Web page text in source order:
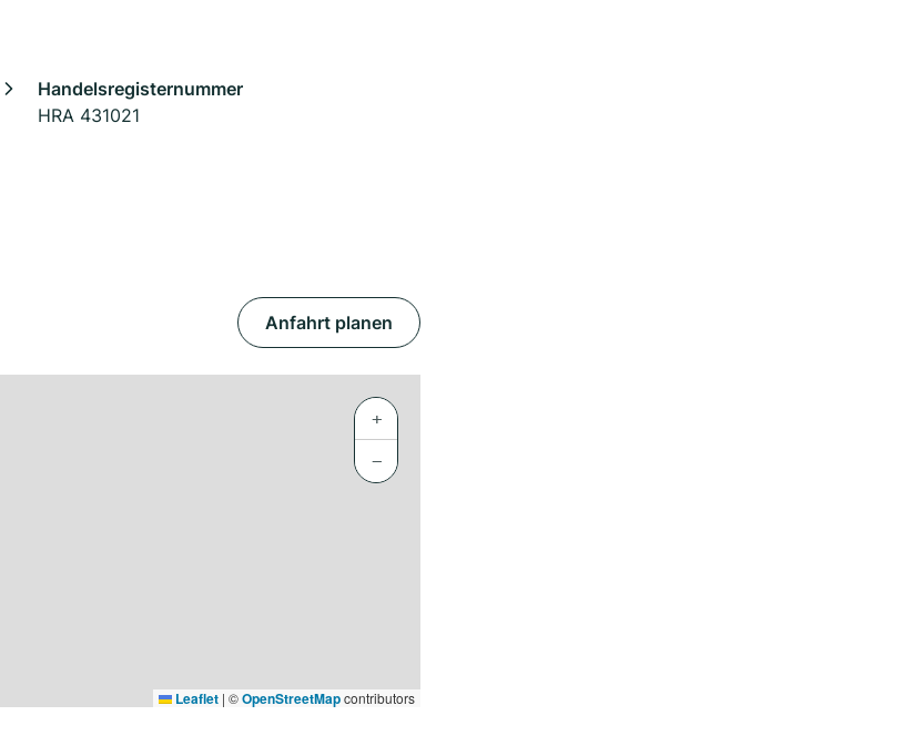
Handelsregisternummer
HRA 431021
Anfahrt planen
+
−
Leaflet | ©OpenStreetMapcontributors